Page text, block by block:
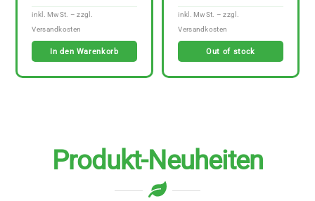
In den Warenkorb Out of stock
Produkt-Neuheiten